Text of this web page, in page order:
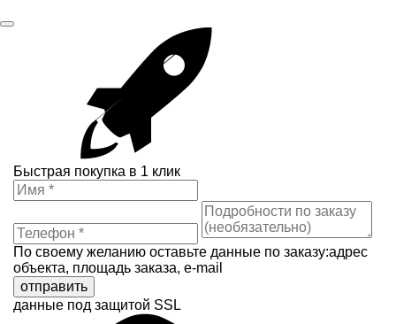
Быстрая покупка в 1 клик
По своему желанию оставьте данные по заказу:адрес
объекта, площадь заказа, e-mail
отправить
данные под защитой SSL